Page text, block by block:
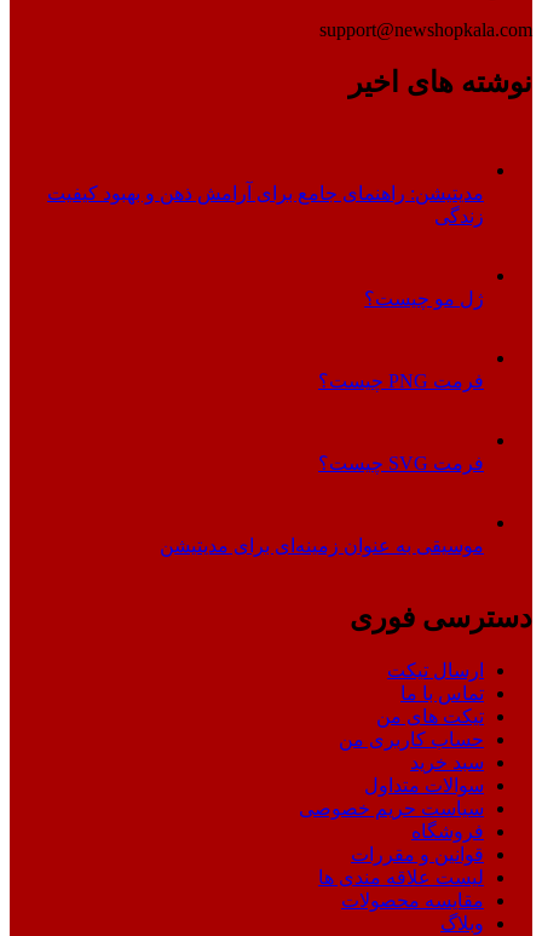
support@newshopkala.com
نوشته های اخیر
مدیتیشن: راهنمای جامع برای آرامش ذهن و بهبود کیفیت
زندگی
ژل مو چیست؟
فرمت PNG چیست؟
فرمت SVG چیست؟
موسیقی به عنوان زمینه‌ای برای مدیتیشن
دسترسی فوری
ارسال تیکت
تماس با ما
تیکت های من
حساب کاربری من
سبد خرید
سوالات متداول
سیاست حریم خصوصی
فروشگاه
قوانین و مقررات
لیست علاقه مندی ها
مقایسه محصولات
وبلاگ